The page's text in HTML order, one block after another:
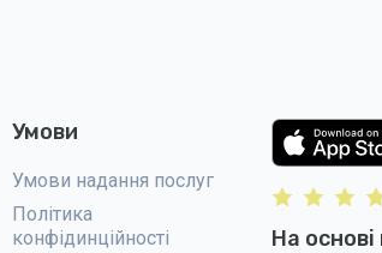
Умови
Умови надання послуг
Політика
конфідинційності
На